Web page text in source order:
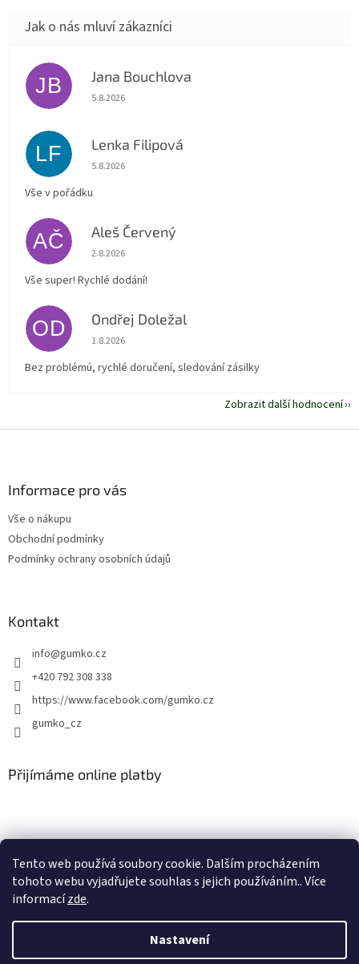
Tento web používá soubory cookie. Dalším procházením
tohoto webu vyjadřujete souhlas s jejich používáním.. Více
informacízde.
Nastavení
JB Jana Bouchlova
Hodnocení obchodu je 5 z 5 hvězdiček.
5.8.2026
LF Lenka Filipová
Hodnocení obchodu je 5 z 5 hvězdiček.
5.8.2026
Vše v pořádku
AČ Aleš Červený
Hodnocení obchodu je 5 z 5 hvězdiček.
2.8.2026
Vše super! Rychlé dodání!
OD Ondřej Doležal
Hodnocení obchodu je 5 z 5 hvězdiček.
1.8.2026
Bez problémú, rychlé doručení, sledování zásilky
Zobrazit další hodnocení
Informace pro vás
Vše o nákupu
Obchodní podmínky
Podmínky ochrany osobních údajů
Kontakt
info@gumko.cz
+420 792 308 338
https://www.facebook.com/gumko.cz
gumko_cz
Přijímáme online platby
Vytvořil Shoptet
Autokoberce-zubri.cz. Všechna práva vyhrazena.